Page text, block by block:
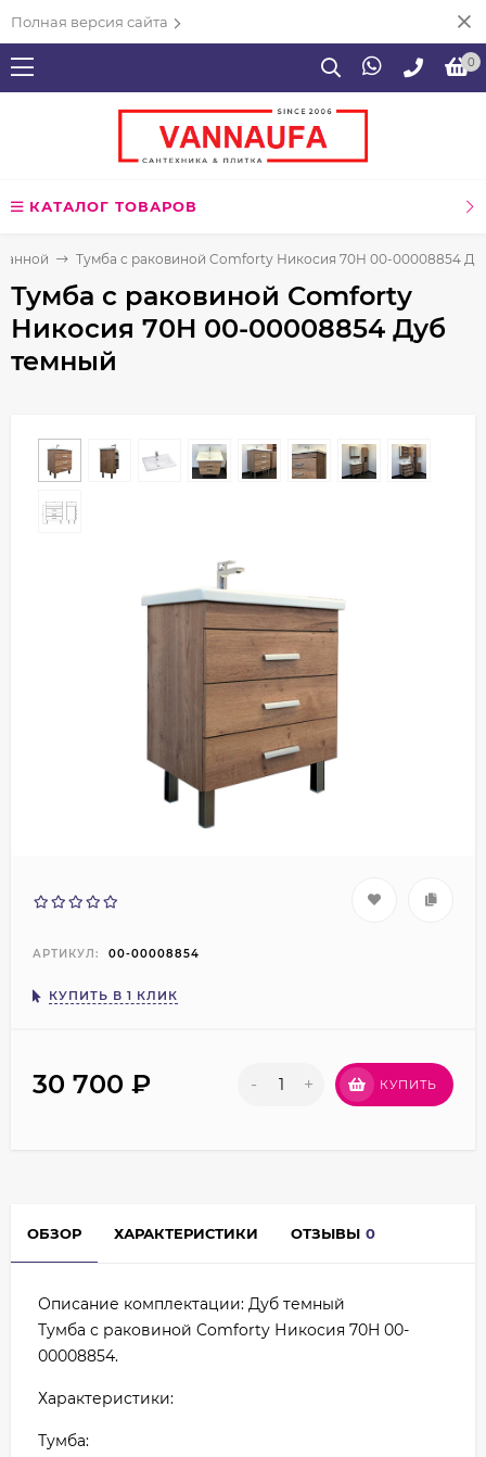
Полная версия сайта
0
КАТАЛОГ ТОВАРОВ
Тумба с раковиной Comforty Никосия 70H 00-00008854
Тумба с раковиной Comforty
Никосия 70H 00-00008854 Дуб
темный
АРТИКУЛ: 00-00008854
КУПИТЬ В 1 КЛИК
30 700 ₽ - + КУПИТЬ
ОБЗОР ХАРАКТЕРИСТИКИ ОТЗЫВЫ 0
Описание комплектации: Дуб темный
Тумба с раковиной Comforty Никосия 70H 00-
00008854.
Характеристики:
Тумба: